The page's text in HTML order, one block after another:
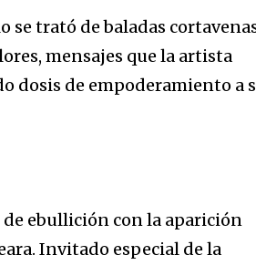
se trató de baladas
mensajes que la artista
dosis de empoderamiento a
de ebullición con la aparición
Invitado especial de la